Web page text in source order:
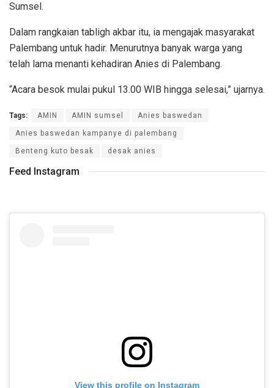
Sumsel.
Dalam rangkaian tabligh akbar itu, ia mengajak masyarakat
Palembang untuk hadir. Menurutnya banyak warga yang
telah lama menanti kehadiran Anies di Palembang.
“Acara besok mulai pukul 13.00 WIB hingga selesai,” ujarnya.
Tags: AMIN AMIN sumsel Anies baswedan
Anies baswedan kampanye di palembang
Benteng kuto besak desak anies
Feed Instagram
View this profile on Instagram